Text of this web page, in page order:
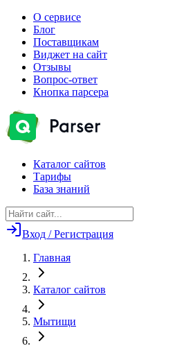
О сервисе
Блог
Поставщикам
Виджет на сайт
Отзывы
Вопрос-ответ
Кнопка парсера
Каталог сайтов
Тарифы
База знаний
Вход / Регистрация
Главная
Каталог сайтов
Мытищи